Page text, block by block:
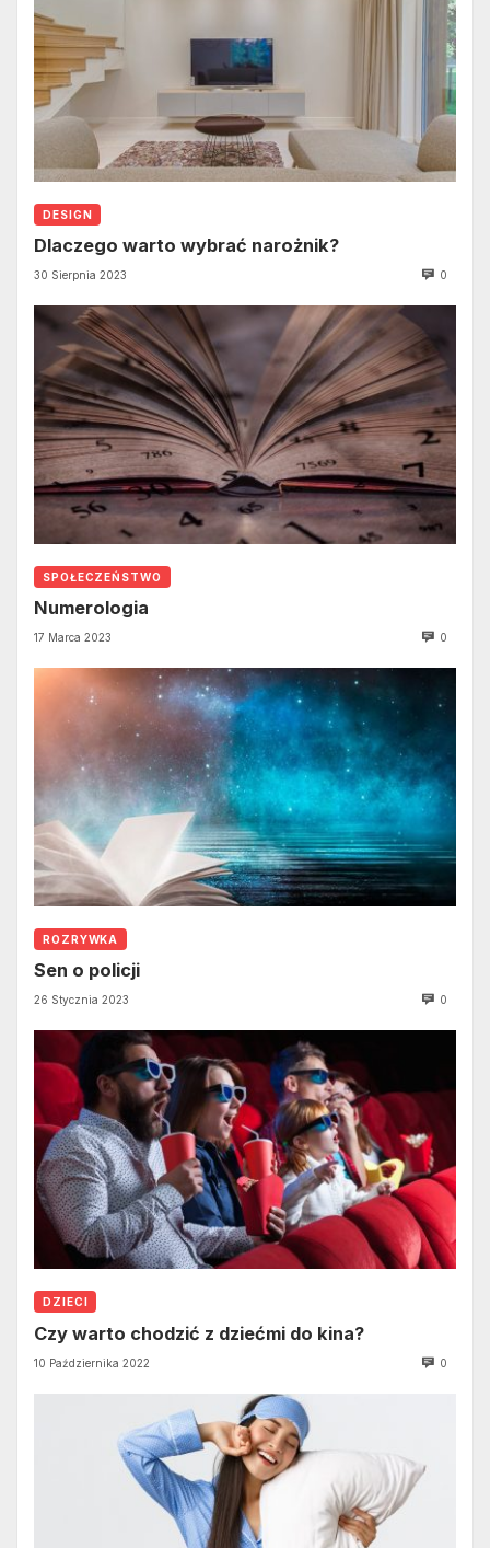
DESIGN
Dlaczego warto wybrać narożnik?
30 Sierpnia 2023 0
SPOŁECZEŃSTWO
Numerologia
17 Marca 2023 0
ROZRYWKA
Sen o policji
26 Stycznia 2023 0
DZIECI
Czy warto chodzić z dziećmi do kina?
10 Października 2022 0